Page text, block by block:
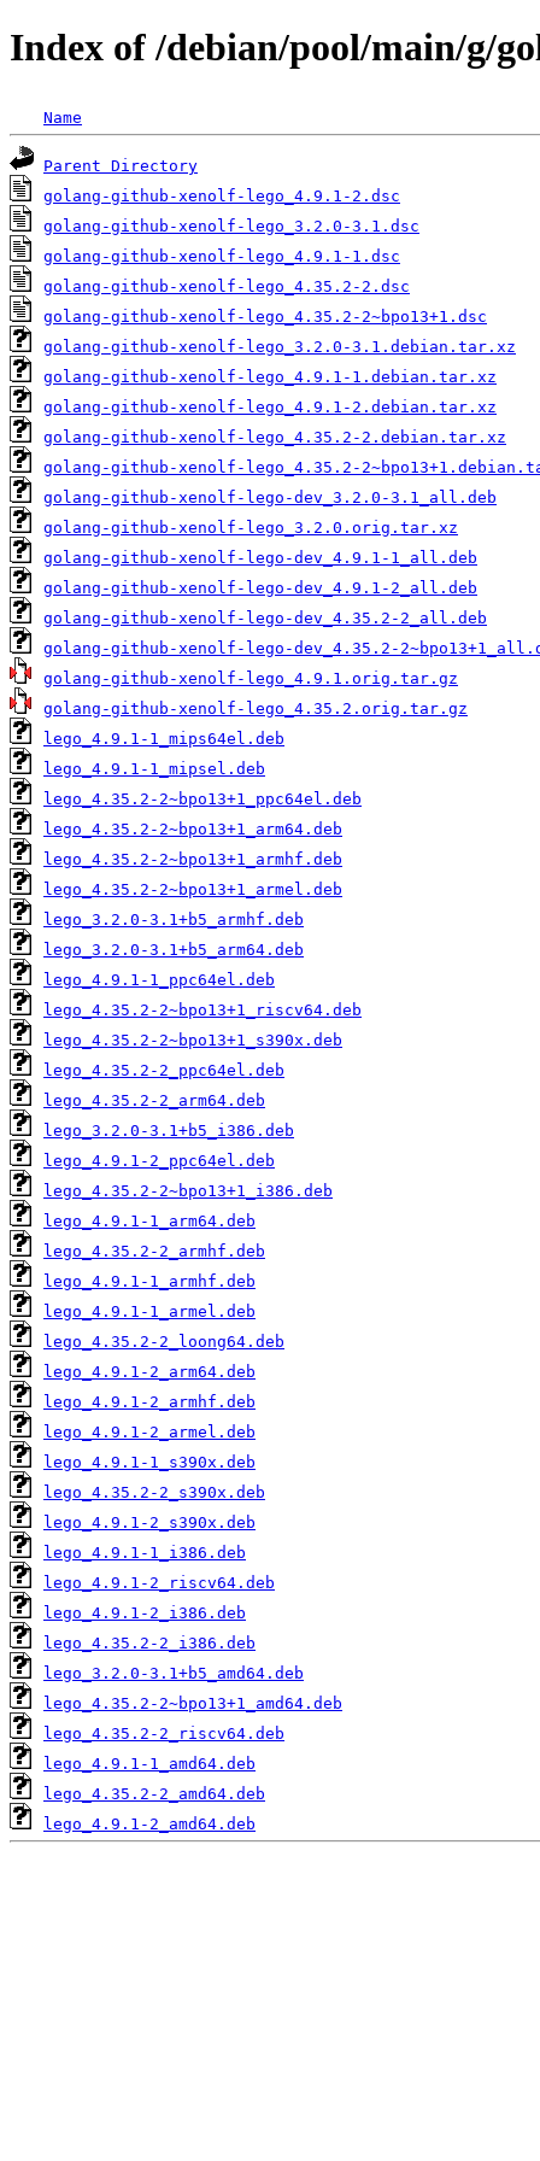
Index of /debian/pool/main/g/
Name
Parent Directory
golang-github-xenolf-lego_4.9.1-2.dsc
golang-github-xenolf-lego_3.2.0-3.1.dsc
golang-github-xenolf-lego_4.9.1-1.dsc
golang-github-xenolf-lego_4.35.2-2.dsc
golang-github-xenolf-lego_4.35.2-2~bpo13+1.dsc
golang-github-xenolf-lego_3.2.0-3.1.debian.tar.xz
golang-github-xenolf-lego_4.9.1-1.debian.tar.xz
golang-github-xenolf-lego_4.9.1-2.debian.tar.xz
golang-github-xenolf-lego_4.35.2-2.debian.tar.xz
golang-github-xenolf-lego_4.35.2-
golang-github-xenolf-lego-dev_3.2.0-3.1_all.deb
golang-github-xenolf-lego_3.2.0.orig.tar.xz
golang-github-xenolf-lego-dev_4.9.1-1_all.deb
golang-github-xenolf-lego-dev_4.9.1-2_all.deb
golang-github-xenolf-lego-dev_4.35.2-2_all.deb
golang-github-xenolf-lego-dev_4.35.2-
golang-github-xenolf-lego_4.9.1.orig.tar.gz
golang-github-xenolf-lego_4.35.2.orig.tar.gz
lego_4.9.1-1_mips64el.deb
lego_4.9.1-1_mipsel.deb
lego_4.35.2-2~bpo13+1_ppc64el.deb
lego_4.35.2-2~bpo13+1_arm64.deb
lego_4.35.2-2~bpo13+1_armhf.deb
lego_4.35.2-2~bpo13+1_armel.deb
lego_3.2.0-3.1+b5_armhf.deb
lego_3.2.0-3.1+b5_arm64.deb
lego_4.9.1-1_ppc64el.deb
lego_4.35.2-2~bpo13+1_riscv64.deb
lego_4.35.2-2~bpo13+1_s390x.deb
lego_4.35.2-2_ppc64el.deb
lego_4.35.2-2_arm64.deb
lego_3.2.0-3.1+b5_i386.deb
lego_4.9.1-2_ppc64el.deb
lego_4.35.2-2~bpo13+1_i386.deb
lego_4.9.1-1_arm64.deb
lego_4.35.2-2_armhf.deb
lego_4.9.1-1_armhf.deb
lego_4.9.1-1_armel.deb
lego_4.35.2-2_loong64.deb
lego_4.9.1-2_arm64.deb
lego_4.9.1-2_armhf.deb
lego_4.9.1-2_armel.deb
lego_4.9.1-1_s390x.deb
lego_4.35.2-2_s390x.deb
lego_4.9.1-2_s390x.deb
lego_4.9.1-1_i386.deb
lego_4.9.1-2_riscv64.deb
lego_4.9.1-2_i386.deb
lego_4.35.2-2_i386.deb
lego_3.2.0-3.1+b5_amd64.deb
lego_4.35.2-2~bpo13+1_amd64.deb
lego_4.35.2-2_riscv64.deb
lego_4.9.1-1_amd64.deb
lego_4.35.2-2_amd64.deb
lego_4.9.1-2_amd64.deb